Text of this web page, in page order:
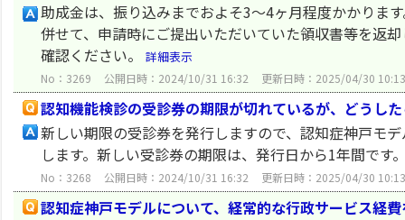
助成金は、振り込みまでおよそ3～4ヶ月程度かかりま
併せて、申請時にご提出いただいていた領収書等を返
確認ください。
詳細表示
No：3269 公開日時：2024/10/31 16:32 更新日時：2025/04/30 10:13
認知機能検診の受診券の期限が切れているが、どうし
新しい期限の受診券を発行しますので、認知症神戸モ
します。新しい受診券の期限は、発行日から1年間です
No：3268 公開日時：2024/10/31 16:32 更新日時：2025/04/30 10:13
認知症神戸モデルについて、経常的な行政サービス経